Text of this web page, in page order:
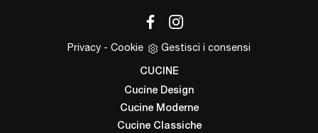
Privacy - Cookie Gestisci i consensi
CUCINE
Cucine Design
Cucine Moderne
Cucine Classiche